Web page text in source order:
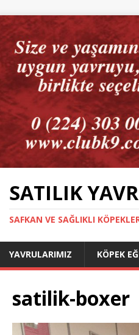
SATILIK
SAFKAN VE SAĞLIKLI
YAVRULARIMIZ KÖPEK
satilik-boxer